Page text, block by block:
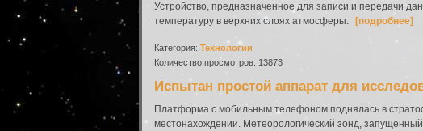
Устройство, предназначенное для записи и передачи
температуру в верхних слоях атмосферы.
[подробнее]
Категория: Технологии
Количество просмотров: 13873
Испытан простой аппарат для
Платформа с мобильным телефоном поднялась в
местонахождении. Метеорологический зонд,